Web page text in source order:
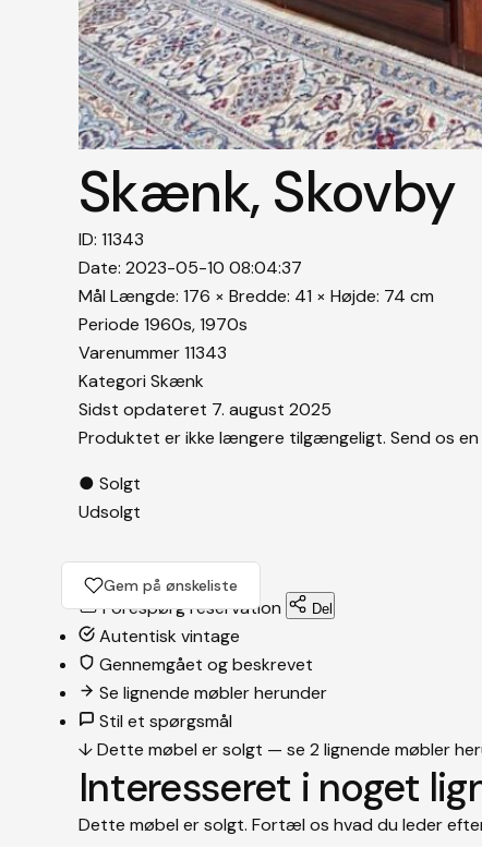
Skænk, Skovby
ID: 11343
Date: 2023-05-10 08:04:37
Mål Længde: 176 × Bredde: 41 × Højde: 74 cm
Periode 1960s,1970s
Varenummer11343
Kategori Skænk
Sidst opdateret 7. august 2025
Produktet er ikke længere tilgængeligt. Send os
● Solgt
Udsolgt
Gem på ønskeliste
Forespørg reservation Del
Autentisk vintage
Gennemgået og beskrevet
Se lignende møbler herunder
Stil et spørgsmål
↓Dette møbel er solgt — se 2 lignende møbler
Interesseret i noget
Dette møbel er solgt. Fortæl os hvad du leder